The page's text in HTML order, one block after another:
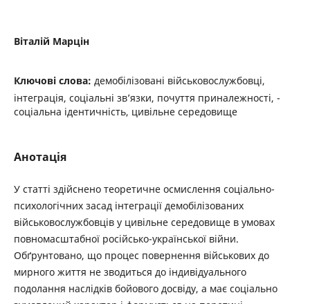
Віталій Марцін
Ключові слова: демобілізовані військовослужбовці,
інтеграція, соціальні зв’язки, почуття приналежності, ­
соціальна ідентичність, цивільне середовище
Анотація
У статті здійснено теоретичне осмислення соціально-
психологічних засад інтеграції демобілізованих
військовослужбовців у цивільне середовище в умовах
повномасштабної російсько-української війни.
Обґрунтовано, що процес повернення військових до
мирного життя не зводиться до індивідуального
подолання наслідків бойового досвіду, а має соціально